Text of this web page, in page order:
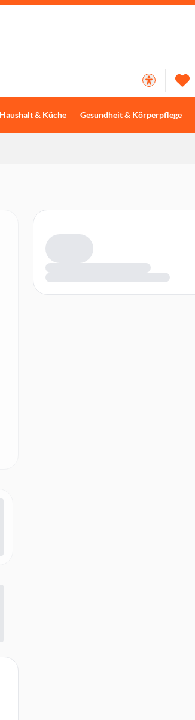
Haushalt & Küche Gesundheit & Körperpflege